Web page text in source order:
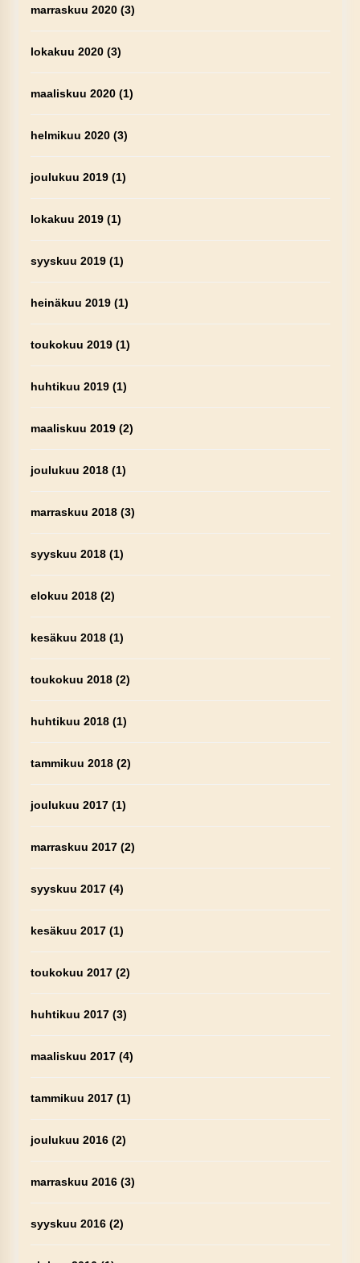
marraskuu 2020(3)
lokakuu 2020(3)
maaliskuu 2020(1)
helmikuu 2020(3)
joulukuu 2019(1)
lokakuu 2019(1)
syyskuu 2019(1)
heinäkuu 2019(1)
toukokuu 2019(1)
huhtikuu 2019(1)
maaliskuu 2019(2)
joulukuu 2018(1)
marraskuu 2018(3)
syyskuu 2018(1)
elokuu 2018(2)
kesäkuu 2018(1)
toukokuu 2018(2)
huhtikuu 2018(1)
tammikuu 2018(2)
joulukuu 2017(1)
marraskuu 2017(2)
syyskuu 2017(4)
kesäkuu 2017(1)
toukokuu 2017(2)
huhtikuu 2017(3)
maaliskuu 2017(4)
tammikuu 2017(1)
joulukuu 2016(2)
marraskuu 2016(3)
syyskuu 2016(2)